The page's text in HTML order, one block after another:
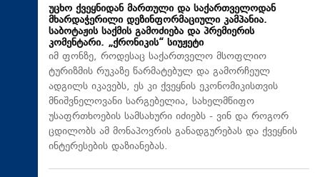
უცხო ქვეყნიდან მართული და საქართველოდან
მხარდაჭერილი დეზინფორმაციული კამპანია.
საბოტაჟის საქმის გამოძიება და პრემიერის
კომენტარი. „ქრონიკის“ სიუჟეტი
იმ ფონზე, როდესაც საქართველო მსოფლიო
ტურიზმის რუკაზე წარმატებულ და გამორჩეულ
ადგილს იკავებს, ეს კი ქვეყნის ეკონომიკისთვის
მნიშვნელოვანი სარგებელია, სახელმწიფო
უსაფრთხოების სამსახური იძიებს - ვინ და როგორ
ცდილობს ამ მონაპოვრის განადგურებას და ქვეყნის
ინტერესების დაზიანებას.